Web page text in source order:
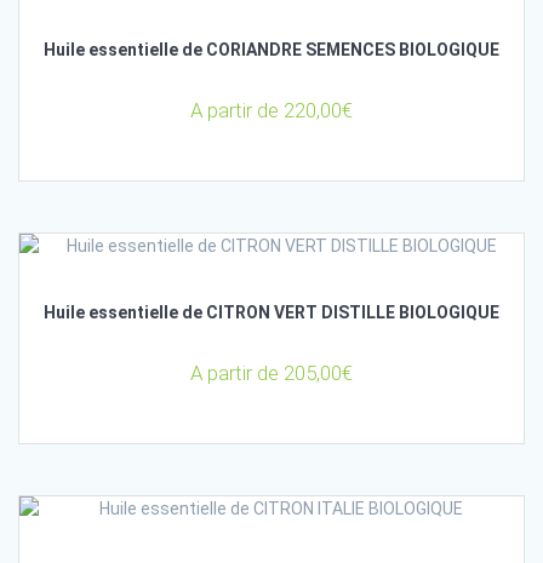
Huile essentielle de CORIANDRE SEMENCES BIOLOGIQUE
A partir de 220,00€
Huile essentielle de CITRON VERT DISTILLE BIOLOGIQUE
A partir de 205,00€